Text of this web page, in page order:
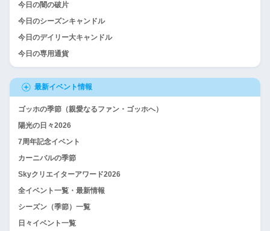
今日の闇の破片
今日のシーズンキャンドル
今日のデイリー大キャンドル
今日の専用通貨
最新イベント情報
ゴッホの季節（親愛なるファン・ゴッホへ）
陽光の日々2026
7周年記念イベント
カーニバルの季節
Skyクリエイターアワード2026
全イベント一覧・最新情報
シーズン（季節）一覧
日々イベント一覧